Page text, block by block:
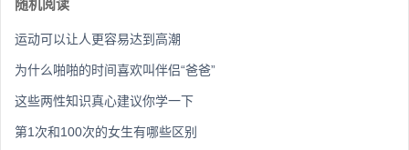
随机阅读
运动可以让人更容易达到高潮
为什么啪啪的时间喜欢叫伴侣“爸爸”
这些两性知识真心建议你学一下
第1次和100次的女生有哪些区别